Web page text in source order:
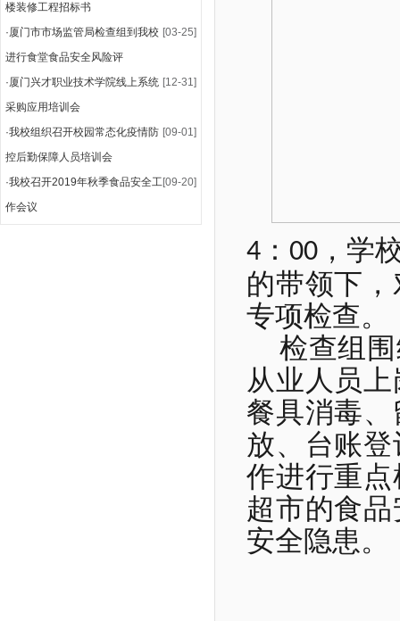
楼装修工程招标书
[03-25]
·厦门市市场监管局检查组到我校
进行食堂食品安全风险评
[12-31]
·厦门兴才职业技术学院线上系统
采购应用培训会
[09-01]
·我校组织召开校园常态化疫情防
控后勤保障人员培训会
[09-20]
·我校召开2019年秋季食品安全工
作会议
4 ： 00 ，学
的带领下
专项检查。
检查组
从业人员
餐具消毒
放、台账
作进行重
超市的食
安全隐患。